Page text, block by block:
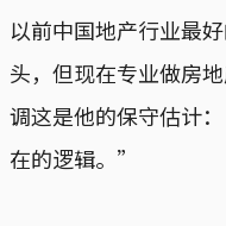
以前中国地产行业最
头，但现在专业做房
调这是他的保守估计
在的逻辑。”